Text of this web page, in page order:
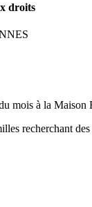
droits
mois à la
recherchant